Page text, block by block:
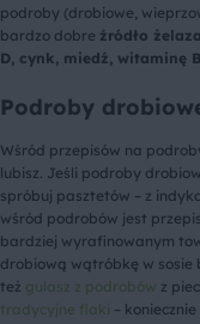
podroby (drobiowe,
bardzo dobre źródło
D, cynk, miedź, witaminę
Podroby
Wśród przepisów na
lubisz. Jeśli podroby
spróbuj pasztetów – z
wśród podrobów jest
bardziej wyrafinowanym
drobiową wątróbkę w sosie
też gulasz z podrobów z
tradycyjne flaki –